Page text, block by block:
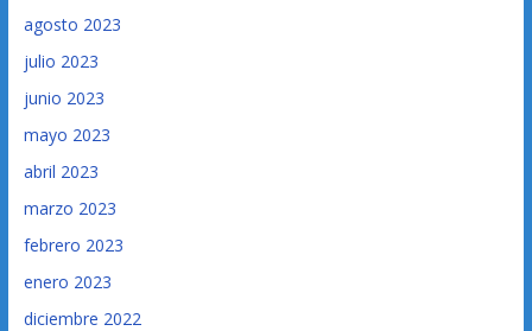
agosto 2023
julio 2023
junio 2023
mayo 2023
abril 2023
marzo 2023
febrero 2023
enero 2023
diciembre 2022